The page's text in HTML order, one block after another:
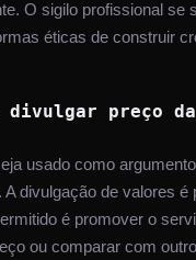
O sigilo profissional se
éticas de construir
divulgar preço
usado como
divulgação de valores é
é promover o
ou comparar com